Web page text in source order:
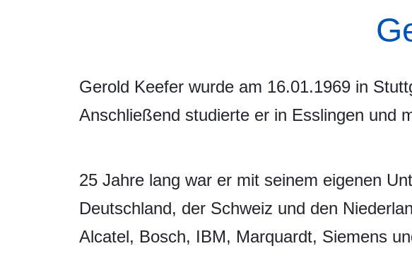
Gerold Keefer wurde am 16.01.1969 in
Anschließend studierte er in Esslingen und
25 Jahre lang war er mit seinem eigenen
Deutschland, der Schweiz und den
Alcatel, Bosch, IBM, Marquardt, Siemens